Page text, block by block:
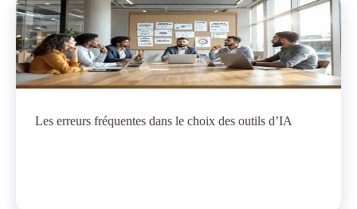
Les erreurs fréquentes dans le choix des outils d’IA